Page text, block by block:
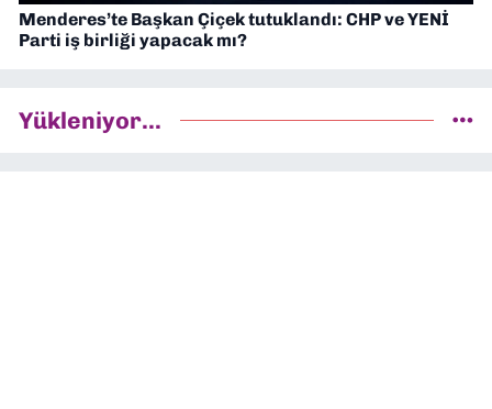
Menderes’te Başkan Çiçek tutuklandı: CHP ve YENİ
Parti iş birliği yapacak mı?
Yükleniyor...